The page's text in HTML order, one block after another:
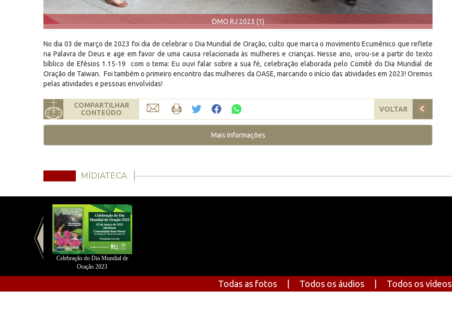
DMO RJ 2023 (1)
No dia 03 de março de 2023 foi dia de celebrar o Dia Mundial de Oração, culto que marca o movimento Ecumênico que reflete
na Palavra de Deus e age em favor de uma causa relacionada às mulheres e crianças. Nesse ano, orou-se a partir do texto
bíblico de Efésios 1.15-19 com o tema: Eu ouvi falar sobre a sua fé, celebração elaborada pelo Comitê do Dia Mundial de
Oração de Taiwan. Foi também o primeiro encontro das mulheres da OASE, marcando o início das atividades em 2023! Oremos
pelas atividades e pessoas envolvidas!
COMPARTILHAR
CONTEÚDO
VOLTAR
Mais Informações
MÍDIATECA
Celebração do Dia Mundial de
Oração 2023
Todas as fotos Todos os áudios Todos os vídeos